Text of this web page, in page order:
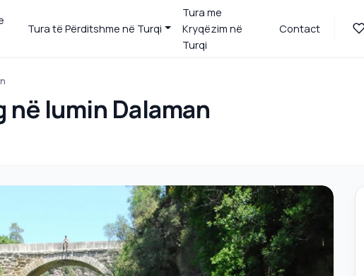
Tura të Përditshme në Turqi
Tura me
Kryqëzim në
Turqi
Contact
lumin Dalaman